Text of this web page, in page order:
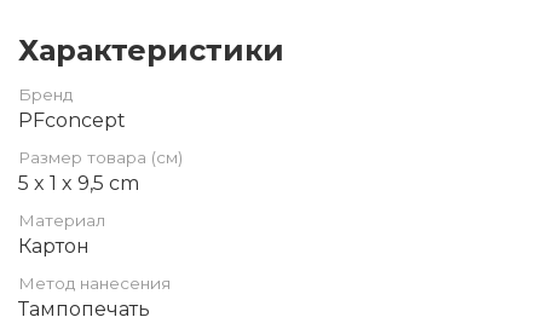
Характеристики
Бренд
PFconcept
Размер товара (см)
5 x 1 x 9,5 cm
Материал
Картон
Метод нанесения
Тампопечать